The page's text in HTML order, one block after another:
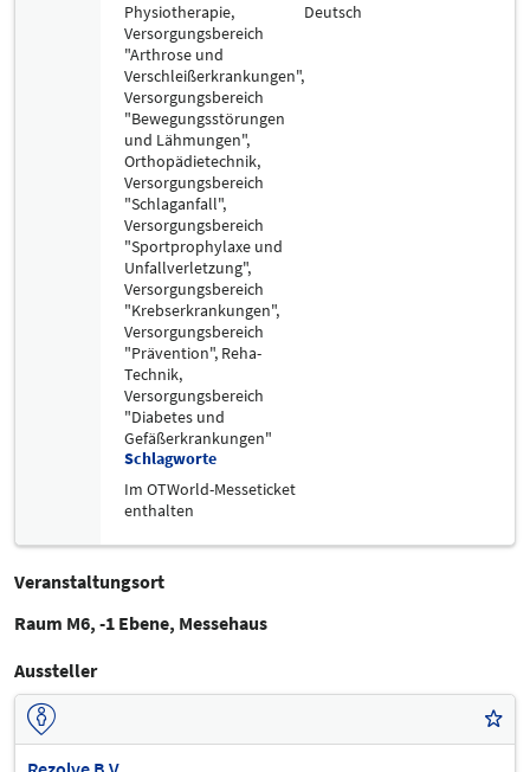
Physiotherapie,
Versorgungsbereich
"Arthrose und
Verschleißerkrankungen",
Versorgungsbereich
"Bewegungsstörungen
und Lähmungen",
Orthopädietechnik,
Versorgungsbereich
"Schlaganfall",
Versorgungsbereich
"Sportprophylaxe und
Unfallverletzung",
Versorgungsbereich
"Krebserkrankungen",
Versorgungsbereich
"Prävention", Reha-
Technik,
Versorgungsbereich
"Diabetes und
Gefäßerkrankungen"
Deutsch
Schlagworte
Im OTWorld-Messeticket
enthalten
Veranstaltungsort
Raum M6, -1 Ebene, Messehaus
Aussteller